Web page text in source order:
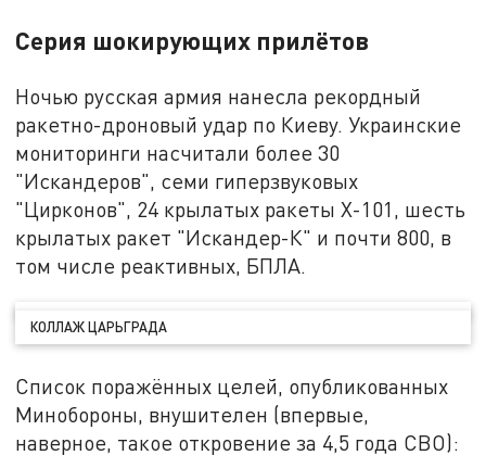
Серия шокирующих прилётов
Ночью русская армия нанесла рекордный
ракетно-дроновый удар по Киеву. Украинские
мониторинги насчитали более 30
"Искандеров", семи гиперзвуковых
"Цирконов", 24 крылатых ракеты Х-101, шесть
крылатых ракет "Искандер-К" и почти 800, в
том числе реактивных, БПЛА.
КОЛЛАЖ ЦАРЬГРАДА
Список поражённых целей, опубликованных
Минобороны, внушителен (впервые,
наверное, такое откровение за 4,5 года СВО):